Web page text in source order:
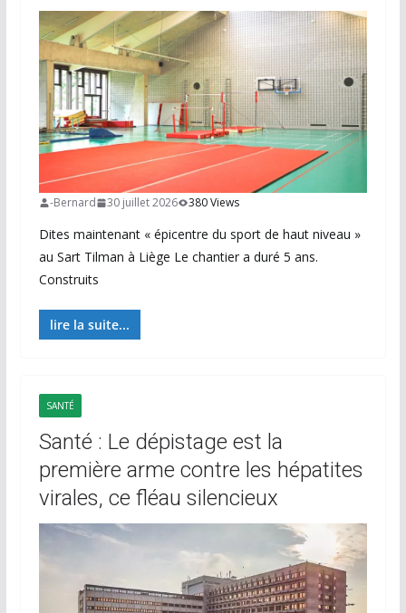
-Bernard 30 juillet 2026 380 Views
Dites maintenant « épicentre du sport de haut niveau »
au Sart Tilman à Liège Le chantier a duré 5 ans.
Construits
lire la suite...
SANTÉ
Santé : Le dépistage est la
première arme contre les hépatites
virales, ce fléau silencieux